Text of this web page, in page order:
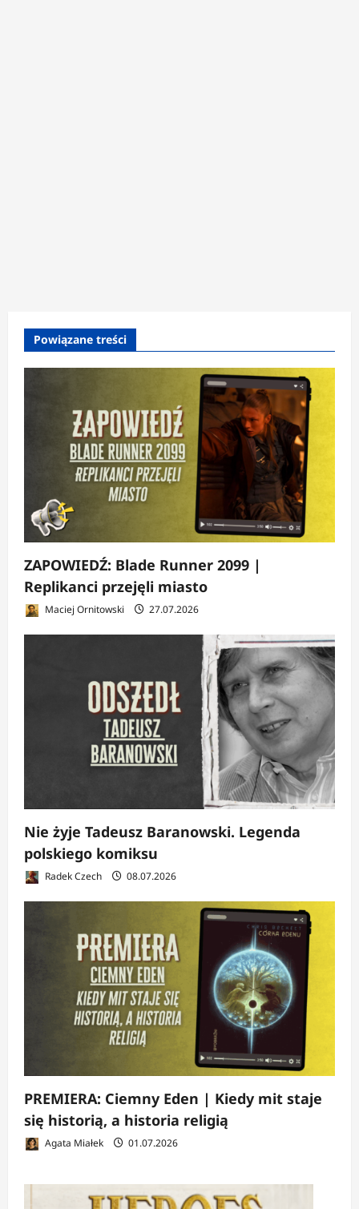
Powiązane treści
ZAPOWIEDŹ: Blade Runner 2099 |
Replikanci przejęli miasto
Maciej Ornitowski 27.07.2026
Nie żyje Tadeusz Baranowski. Legenda
polskiego komiksu
Radek Czech 08.07.2026
PREMIERA: Ciemny Eden | Kiedy mit staje
się historią, a historia religią
Agata Miałek 01.07.2026